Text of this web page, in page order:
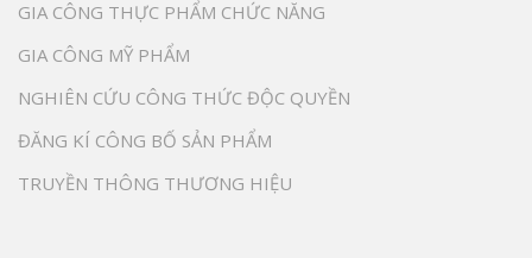
GIA CÔNG THỰC PHẨM CHỨC NĂNG
GIA CÔNG MỸ PHẨM
NGHIÊN CỨU CÔNG THỨC ĐỘC QUYỀN
ĐĂNG KÍ CÔNG BỐ SẢN PHẨM
TRUYỀN THÔNG THƯƠNG HIỆU